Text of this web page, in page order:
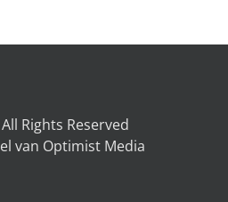
Rights Reserved
van Optimist Media